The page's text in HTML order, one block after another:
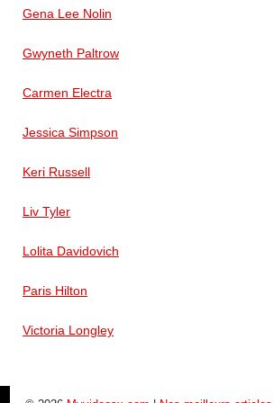
Gena Lee Nolin
Gwyneth Paltrow
Carmen Electra
Jessica Simpson
Keri Russell
Liv Tyler
Lolita Davidovich
Paris Hilton
Victoria Longley